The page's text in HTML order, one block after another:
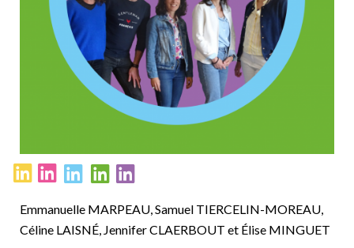
Emmanuelle MARPEAU, Samuel TIERCELIN-MOREAU,
Céline LAISNÉ, Jennifer CLAERBOUT et Élise MINGUET